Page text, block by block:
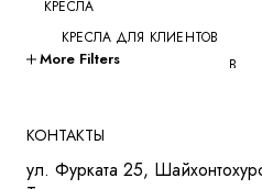
КРЕСЛА
КРЕСЛА ДЛЯ КЛИЕНТОВ
КРЕСЛА ДЛЯ ПЕРЕГОВОРОВ
КРЕСЛА ДЛЯ ТРЕНИНГОВ
МЯГКАЯ МЕБЕЛЬ
More Filters
КОНТАКТЫ
ул. Фурката 25,